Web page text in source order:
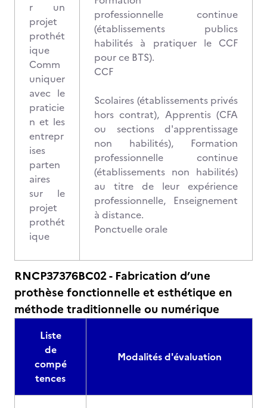
r un
projet
prothét
ique
Comm
uniquer
avec le
praticie
n et les
entrepr
ises
parten
aires
sur le
projet
prothét
ique
professionnelle continue
(établissements publics
habilités à pratiquer le CCF
pour ce BTS).
CCF
Scolaires (établissements privés
hors contrat), Apprentis (CFA
ou sections d'apprentissage
non habilités), Formation
professionnelle continue
(établissements non habilités)
au titre de leur expérience
professionnelle, Enseignement
à distance.
Ponctuelle orale
RNCP37376BC02 - Fabrication d’une
prothèse fonctionnelle et esthétique en
méthode traditionnelle ou numérique
Liste
de
compé
tences
Modalités d'évaluation